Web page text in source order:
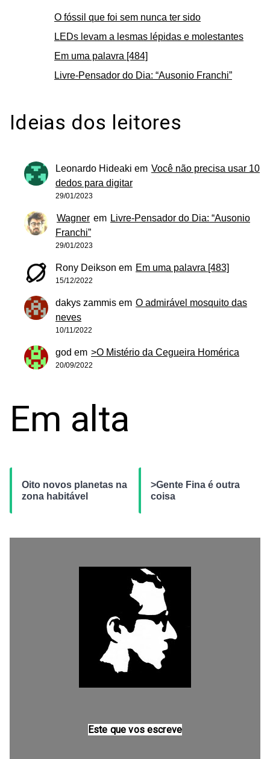
O fóssil que foi sem nunca ter sido
LEDs levam a lesmas lépidas e molestantes
Em uma palavra [484]
Livre-Pensador do Dia: “Ausonio Franchi”
Ideias dos leitores
Leonardo Hideaki em Você não precisa usar 10
dedos para digitar
29/01/2023
Wagner em Livre-Pensador do Dia: “Ausonio
Franchi”
29/01/2023
Rony Deikson em Em uma palavra [483]
15/12/2022
dakys zammis em O admirável mosquito das
neves
10/11/2022
god em >O Mistério da Cegueira Homérica
20/09/2022
Em alta
Oito novos planetas na
zona habitável
>Gente Fina é outra
coisa
Este que vos escreve